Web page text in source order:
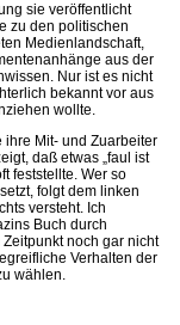
sie veröffentlicht
zu den politischen
Medienlandschaft,
aus der
Nur ist es nicht
bekannt vor aus
wollte.
ihre Mit- und Zuarbeiter
daß etwas „faul ist
feststellte. Wer so
folgt dem linken
versteht. Ich
Buch durch
noch gar nicht
Verhalten der
wählen.